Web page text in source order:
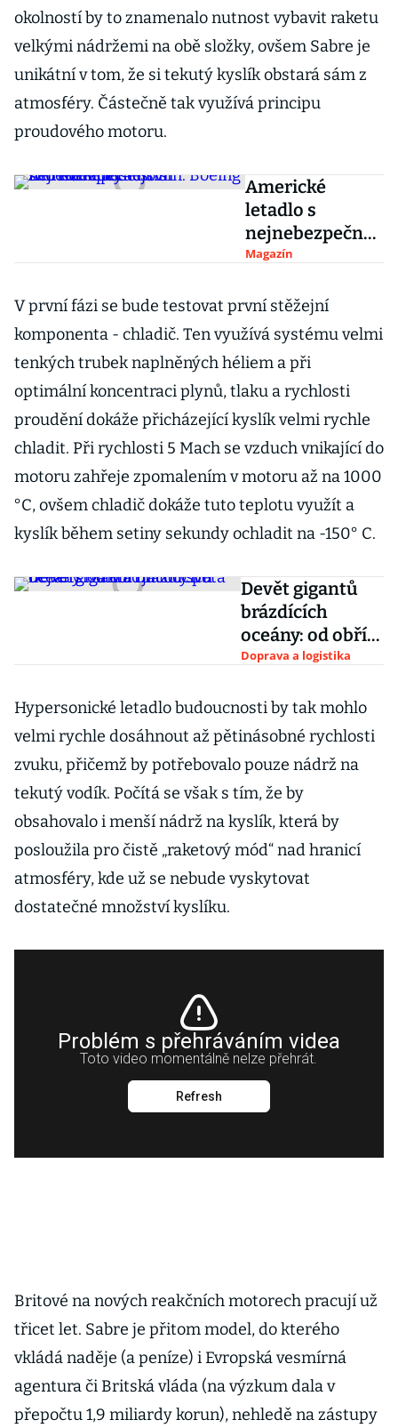
okolností by to znamenalo nutnost vybavit raketu
velkými nádržemi na obě složky, ovšem Sabre je
unikátní v tom, že si tekutý kyslík obstará sám z
atmosféry. Částečně tak využívá principu
proudového motoru.
Americké
letadlo s
nejnebezpečněj
ším smrtícím
Boeing E-6
Mercury
Magazín
V první fázi se bude testovat první stěžejní
komponenta - chladič. Ten využívá systému velmi
tenkých trubek naplněných héliem a při
optimální koncentraci plynů, tlaku a rychlosti
proudění dokáže přicházející kyslík velmi rychle
chladit. Při rychlosti 5 Mach se vzduch vnikající do
motoru zahřeje zpomalením v motoru až na 1000
°C, ovšem chladič dokáže tuto teplotu využít a
kyslík během setiny sekundy ochladit na -150° C.
Devět gigantů
brázdících
oceány: od obří
jachty po
nákladní loď
světa
Doprava a logistika
Hypersonické letadlo budoucnosti by tak mohlo
velmi rychle dosáhnout až pětinásobné rychlosti
zvuku, přičemž by potřebovalo pouze nádrž na
tekutý vodík. Počítá se však s tím, že by
obsahovalo i menší nádrž na kyslík, která by
posloužila pro čistě „raketový mód“ nad hranicí
atmosféry, kde už se nebude vyskytovat
dostatečné množství kyslíku.
Britové na nových reakčních motorech pracují už
třicet let. Sabre je přitom model, do kterého
vkládá naděje (a peníze) i Evropská vesmírná
agentura či Britská vláda (na výzkum dala v
přepočtu 1,9 miliardy korun), nehledě na zástupy